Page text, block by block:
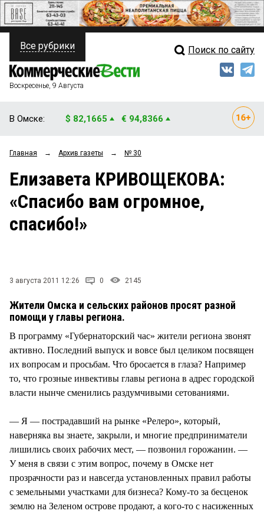
ПОЛИТИКА
ФИНАНСЫ
ОБЩЕСТВО
ЗАКОН
Свежий выпуск
Рейтинги
Блоги
Все рубрики Поиск по сайту
Воскресенье, 9 Августа
В Омске: $ 82,1665 € 94,8366
Главная → Архив газеты → № 30
Елизавета КРИВОЩЕКОВА:
«Спасибо вам огромное,
спасибо!»
3 августа 2011 12:26 0 2145
Жители Омска и сельских районов просят разной
помощи у главы региона.
В программу «Губернаторский час» жители региона звонят
активно. Последний выпуск и вовсе был целиком посвящен
их вопросам и просьбам. Что бросается в глаза? Например
то, что грозные инвективы главы региона в адрес городской
власти нынче сменились раздумчивыми сетованиями.
— Я — пострадавший на рынке «Релеро», который,
наверняка вы знаете, закрыли, и многие предприниматели
лишились своих рабочих мест, — позвонил горожанин. —
У меня в связи с этим вопрос, почему в Омске нет
прозрачности раз и навсегда установленных правил работы
с земельными участками для бизнеса? Кому-то за бесценок
землю на Зеленом острове продают, а кого-то с насиженных